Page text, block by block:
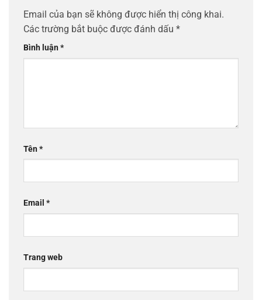
Email của bạn sẽ không được hiển thị công khai.
Các trường bắt buộc được đánh dấu *
Bình luận*
Tên*
Email *
Trang web